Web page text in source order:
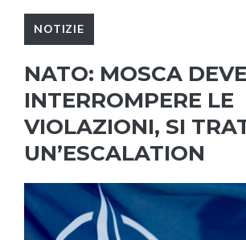
NOTIZIE
NATO: MOSCA DEVE
INTERROMPERE LE
VIOLAZIONI, SI
UN’ESCALATION